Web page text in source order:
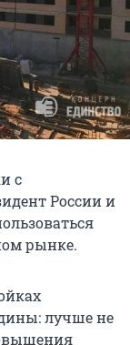
с
России и
рынке.
лучше не